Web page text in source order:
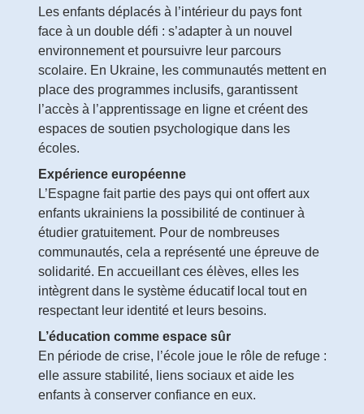
Les enfants déplacés à l’intérieur du pays font
face à un double défi : s’adapter à un nouvel
environnement et poursuivre leur parcours
scolaire. En Ukraine, les communautés mettent en
place des programmes inclusifs, garantissent
l’accès à l’apprentissage en ligne et créent des
espaces de soutien psychologique dans les
écoles.
Expérience européenne
L’Espagne fait partie des pays qui ont offert aux
enfants ukrainiens la possibilité de continuer à
étudier gratuitement. Pour de nombreuses
communautés, cela a représenté une épreuve de
solidarité. En accueillant ces élèves, elles les
intègrent dans le système éducatif local tout en
respectant leur identité et leurs besoins.
L’éducation comme espace sûr
En période de crise, l’école joue le rôle de refuge :
elle assure stabilité, liens sociaux et aide les
enfants à conserver confiance en eux.